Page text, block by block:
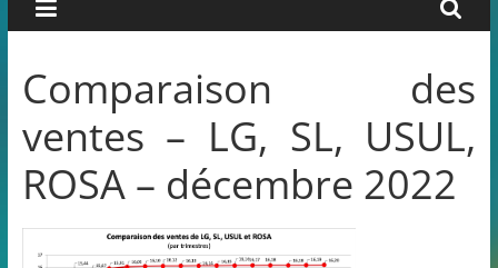
Comparaison des
ventes – LG, SL, USUL,
ROSA – décembre 2022